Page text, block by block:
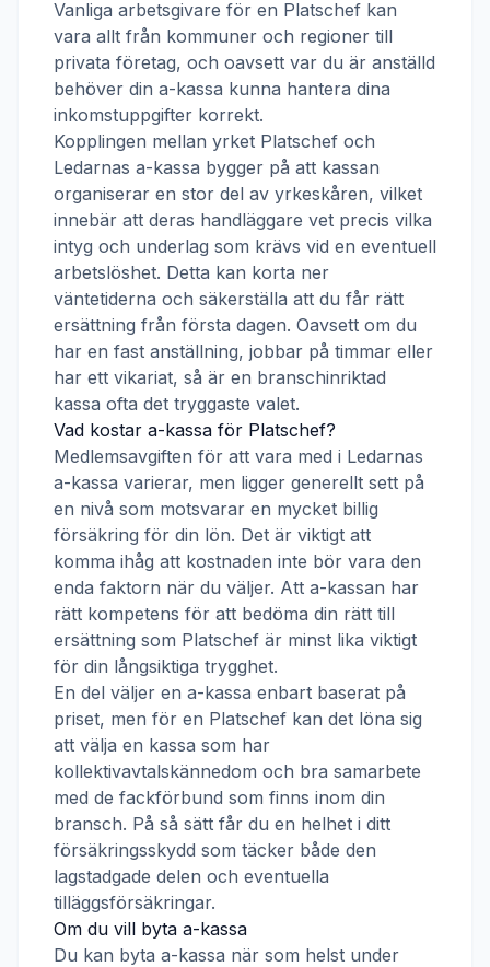
Vanliga arbetsgivare för en Platschef kan
vara allt från kommuner och regioner till
privata företag, och oavsett var du är anställd
behöver din a-kassa kunna hantera dina
inkomstuppgifter korrekt.
Kopplingen mellan yrket Platschef och
Ledarnas a-kassa bygger på att kassan
organiserar en stor del av yrkeskåren, vilket
innebär att deras handläggare vet precis vilka
intyg och underlag som krävs vid en eventuell
arbetslöshet. Detta kan korta ner
väntetiderna och säkerställa att du får rätt
ersättning från första dagen. Oavsett om du
har en fast anställning, jobbar på timmar eller
har ett vikariat, så är en branschinriktad
kassa ofta det tryggaste valet.
Vad kostar a-kassa för Platschef?
Medlemsavgiften för att vara med i Ledarnas
a-kassa varierar, men ligger generellt sett på
en nivå som motsvarar en mycket billig
försäkring för din lön. Det är viktigt att
komma ihåg att kostnaden inte bör vara den
enda faktorn när du väljer. Att a-kassan har
rätt kompetens för att bedöma din rätt till
ersättning som Platschef är minst lika viktigt
för din långsiktiga trygghet.
En del väljer en a-kassa enbart baserat på
priset, men för en Platschef kan det löna sig
att välja en kassa som har
kollektivavtalskännedom och bra samarbete
med de fackförbund som finns inom din
bransch. På så sätt får du en helhet i ditt
försäkringsskydd som täcker både den
lagstadgade delen och eventuella
tilläggsförsäkringar.
Om du vill byta a-kassa
Du kan byta a-kassa när som helst under